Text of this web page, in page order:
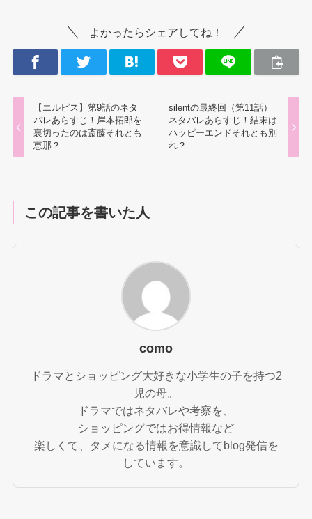
よかったらシェアしてね！
【エルピス】第9話のネタ
バレあらすじ！岸本拓郎を
裏切ったのは斎藤それとも
恵那？
silentの最終回（第11話）
ネタバレあらすじ！結末は
ハッピーエンドそれとも別
れ？
この記事を書いた人
como
ドラマとショッピング大好きな小学生の子を持つ2
児の母。
ドラマではネタバレや考察を、
ショッピングではお得情報など
楽しくて、タメになる情報を意識してblog発信を
しています。